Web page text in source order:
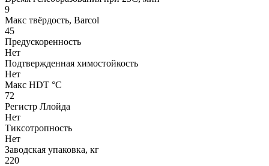
9
Макс твёрдость, Barcol
45
Предускоренность
Нет
Подтвержденная химостойкость
Нет
Макс HDT °С
72
Регистр Ллойда
Нет
Тиксотропность
Нет
Заводская упаковка, кг
220